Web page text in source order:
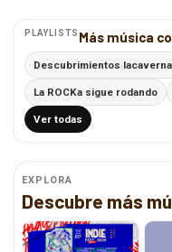
PLAYLISTS Más música
Descubrimientos
La ROCKa sigue rodando
Ver todas
EXPLORA
Descubre más